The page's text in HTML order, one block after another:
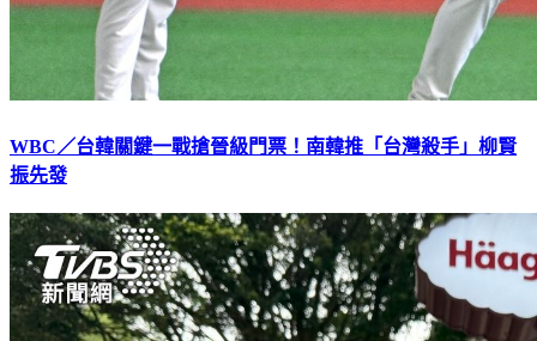
WBC／台韓關鍵一戰搶晉級門票！南韓推「台灣殺手」柳賢
振先發